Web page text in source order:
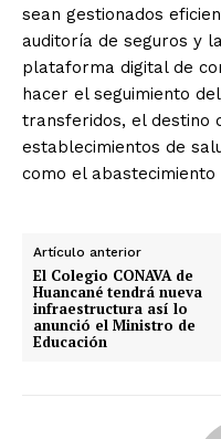
sean gestionados
auditoría de seguros y
plataforma digital de
hacer el seguimiento
transferidos, el destino
establecimientos de
como el abastecimiento
Artículo anterior
El Colegio CONAVA de
Huancané tendrá nueva
infraestructura así lo
anunció el Ministro de
Educación